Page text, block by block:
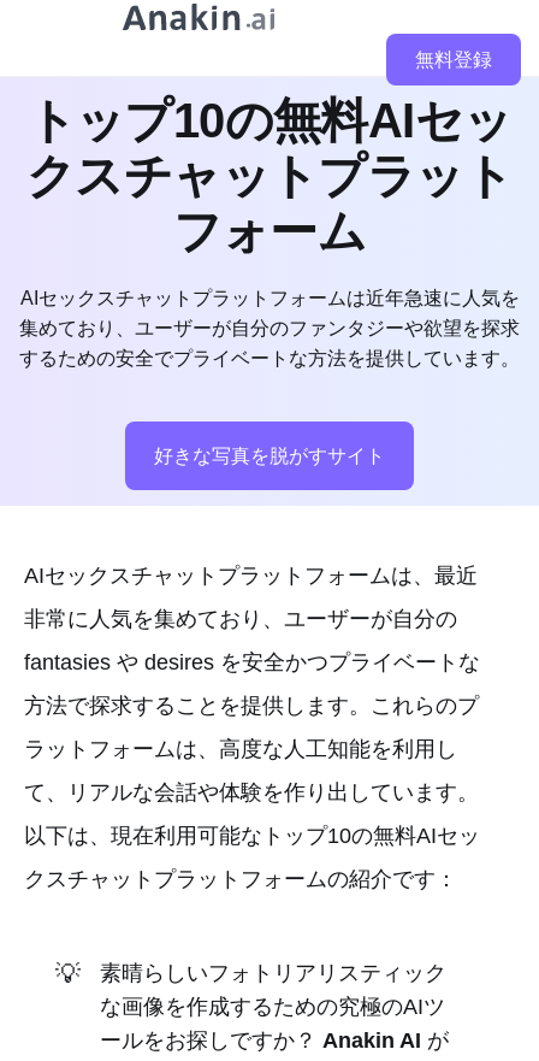
無料登録
トップ10の無料AIセッ
クスチャットプラット
フォーム
AIセックスチャットプラットフォームは近年急速に人気を
集めており、ユーザーが自分のファンタジーや欲望を探求
するための安全でプライベートな方法を提供しています。
好きな写真を脱がすサイト
AIセックスチャットプラットフォームは、最近
非常に人気を集めており、ユーザーが自分の
fantasies や desires を安全かつプライベートな
方法で探求することを提供します。これらのプ
ラットフォームは、高度な人工知能を利用し
て、リアルな会話や体験を作り出しています。
以下は、現在利用可能なトップ10の無料AIセッ
クスチャットプラットフォームの紹介です：
💡
素晴らしいフォトリアリスティック
な画像を作成するための究極のAIツ
ールをお探しですか？Anakin AI が